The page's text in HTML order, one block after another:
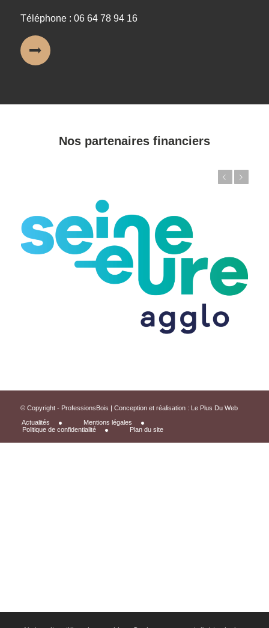
Téléphone : 06 64 78 94 16
Nos partenaires financiers
© Copyright - ProfessionsBois | Conception et réalisation : Le Plus Du Web
Actualités
Mentions légales
Politique de confidentialité
Plan du site